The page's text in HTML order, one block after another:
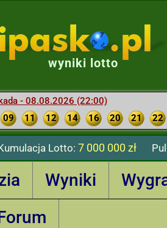
wyniki lotto
- 08.08.2026 (22:00)
09 11 12 14 16 20 21 22
Lotto: 7 000 000 zł
Wyniki